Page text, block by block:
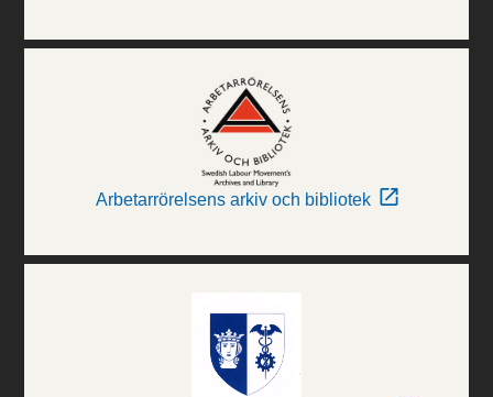
Arbetarrörelsens arkiv och bibliotek